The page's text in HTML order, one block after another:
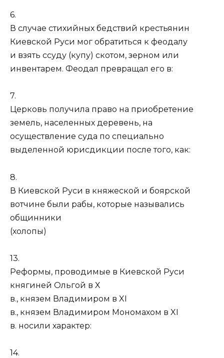
6.
В случае стихийных бедствий крестьянин
Киевской Руси мог обратиться к феодалу
и взять ссуду (купу) скотом, зерном или
инвентарем. Феодал превращал его в:
7.
Церковь получила право на приобретение
земель, населенных деревень, на
осуществление суда по специально
выделенной юрисдикции после того, как:
8.
В Киевской Руси в княжеской и боярской
вотчине были рабы, которые назывались
общинники
(холопы)
13.
Реформы, проводимые в Киевской Руси
княгиней Ольгой в X
в., князем Владимиром в XI
в., князем Владимиром Мономахом в XI
в. носили характер:
14.